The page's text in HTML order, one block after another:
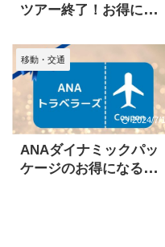
ツアー終了！お得に旅
方法を紹介
移動・交通
2024/7/1
ANAダイナミックパッ
ケージのお得になるク